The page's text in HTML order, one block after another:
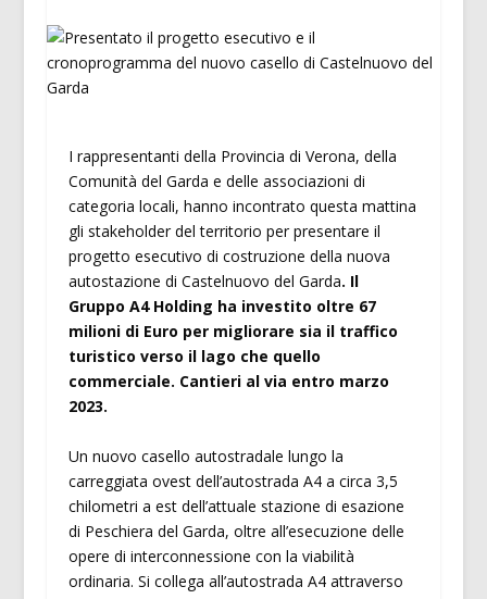
I rappresentanti della Provincia di Verona, della
Comunità del Garda e delle associazioni di
categoria locali, hanno incontrato questa mattina
gli stakeholder del territorio per presentare il
progetto esecutivo di costruzione della nuova
autostazione di Castelnuovo del Garda. Il
Gruppo A4 Holding ha investito oltre 67
milioni di Euro per migliorare sia il traffico
turistico verso il lago che quello
commerciale. Cantieri al via entro marzo
2023.
Un nuovo casello autostradale lungo la
carreggiata ovest dell’autostrada A4 a circa 3,5
chilometri a est dell’attuale stazione di esazione
di Peschiera del Garda, oltre all’esecuzione delle
opere di interconnessione con la viabilità
ordinaria. Si collega all’autostrada A4 attraverso